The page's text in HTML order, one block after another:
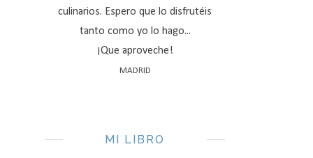
culinarios. Espero que lo disfrutéis
tanto como yo lo hago...
¡Que aproveche!
MADRID
MI LIBRO